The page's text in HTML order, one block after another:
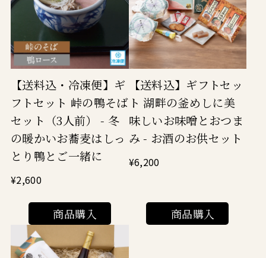
【送料込・冷凍便】ギ
フトセット 峠の鴨そば
セット（3人前） - 冬
の暖かいお蕎麦はしっ
とり鴨とご一緒に
¥2,600
商品購入
【送料込】ギフトセッ
ト 湖畔の釜めしに美
味しいお味噌とおつま
み - お酒のお供セット
¥6,200
商品購入